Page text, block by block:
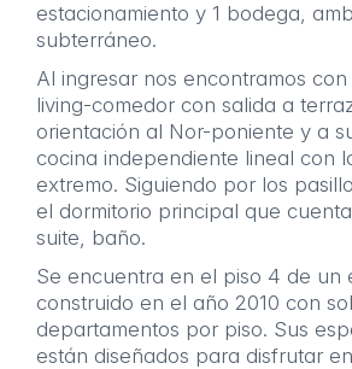
estacionamiento y 1 bodega,
subterráneo.
Al ingresar nos encontramos
living-comedor con salida a
orientación al Nor-poniente y a
cocina independiente lineal con
extremo. Siguiendo por los
el dormitorio principal que
suite, baño.
Se encuentra en el piso 4 de un
construido en el año 2010 con
departamentos por piso. Sus
están diseñados para disfrutar